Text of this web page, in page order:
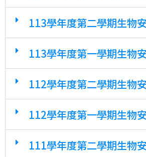
113學年度第二學期生物
113學年度第一學期生物
112學年度第二學期生物
112學年度第一學期生物
111學年度第二學期生物